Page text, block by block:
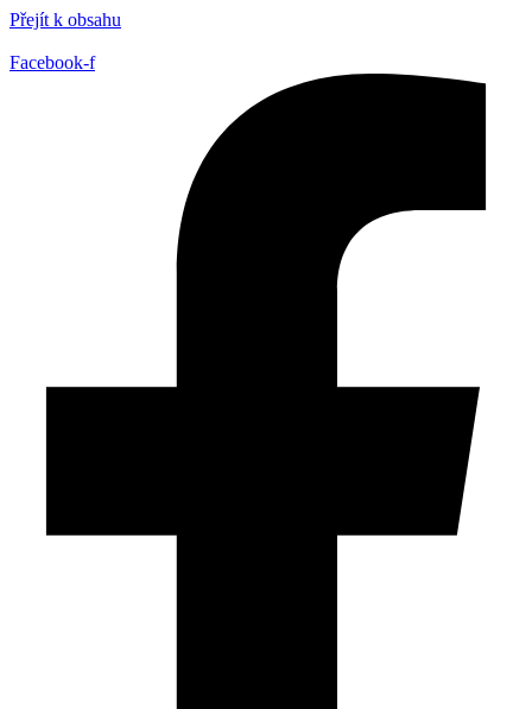
Přejít k obsahu
Facebook-f